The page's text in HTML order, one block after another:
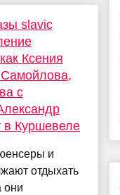
slavic
Ксения
с
в Куршевеле
и
отдыхать
они